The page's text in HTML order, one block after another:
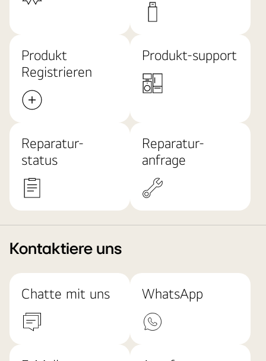
Produkt
Registrieren
Produkt-support
Reparatur-
status
Reparatur-
anfrage
Kontaktiere uns
Chatte mit uns WhatsApp